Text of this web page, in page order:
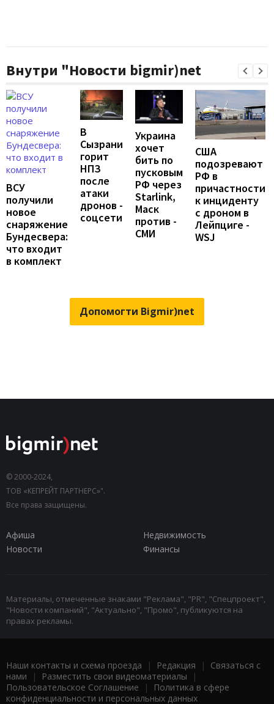
Внутри "Новости bigmir)net
ВСУ
получили
новое
снаряжение
Бундесвера:
что входит
в комплект
В
Сызрани
горит
НПЗ
после
атаки
дронов -
соцсети
Украина
хочет
бить по
пусковым
РФ через
Starlink,
Маск
против -
СМИ
США
подозревают
РФ в
причастности
к инциденту
с дроном в
Лейпциге -
WSJ
Допомогти Bigmir)net
© 2000-2024,
ТОВ «КЕПРЕЙТ ПАРТНЕРС»".
Все права защищены.
Афиша
Недвижимость
Новости
Финансы
Материалы, отмеченные знаками "Реклама", "PR", "Спецпроект",
"Новости компаний", "Актуально", "Промо", публикуются на
правах рекламы.
Наши контакты и схема проезда | Редакция | Связаться с
нами | Разместить свои видеоматериалы |
Пользовательское Соглашение |
Политика в сфере
конфиденциальности и персональных данных